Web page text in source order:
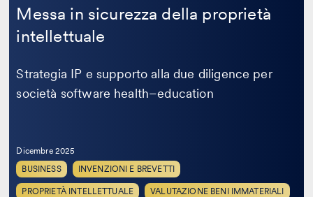
Messa in sicurezza della proprietà
intellettuale
in
sicurezza
della
Strategia IP e supporto alla due diligence per
società software health–education
Dicembre 2025
BUSINESS
INVENZIONI E BREVETTI
PROPRIETÀ INTELLETTUALE VALUTAZIONE BENI IMMATERIALI